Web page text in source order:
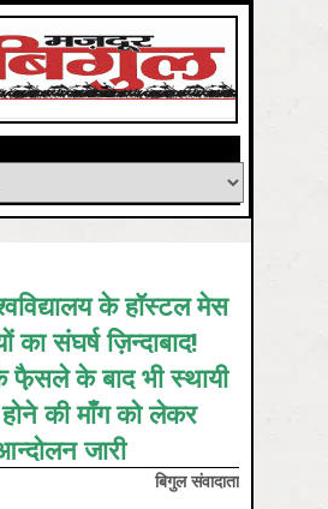
के हॉस्टल मेस
का संघर्ष ज़िन्दाबाद!
फै़सले के बाद भी स्थायी
होने की माँग को लेकर
जारी
बिगुल संवादाता